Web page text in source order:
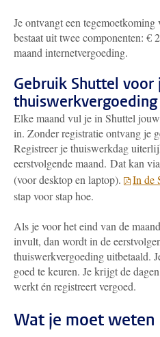
Je ontvangt een
bestaat uit twee componenten: €
maand internetvergoeding.
Gebruik Shuttel voor
thuiswerkvergoeding
Elke maand vul je in Shuttel
in. Zonder registratie ontvang je
Registreer je thuiswerkdag
eerstvolgende maand. Dat kan
(voor desktop en laptop).
In de
stap voor stap hoe.
Als je voor het eind van de
invult, dan wordt in de
thuiswerkvergoeding uitbetaald.
goed te keuren. Je krijgt de
werkt én registreert vergoed.
Wat je moet